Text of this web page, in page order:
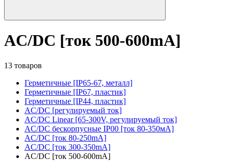
AC/DC [ток 500-600mA]
13 товаров
Герметичные [IP65-67, металл]
Герметичные [IP67, пластик]
Герметичные [IP44, пластик]
AC/DC [регулируемый ток]
AC/DC Linear [65-300V, регулируемый ток]
AC/DC бескорпусные IP00 [ток 80-350мА]
AC/DC [ток 80-250mA]
AC/DC [ток 300-350mA]
AC/DC [ток 500-600mA]